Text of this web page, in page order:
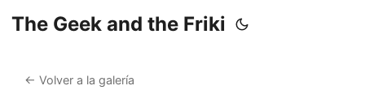
The Geek and the Friki
← Volver a la galería